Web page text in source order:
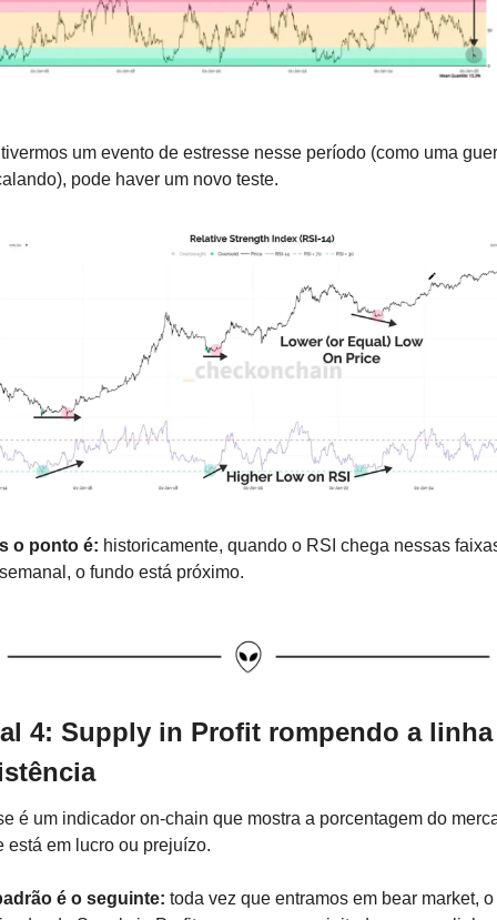
um evento de estresse nesse período (como uma
pode haver um novo teste.
o ponto é: historicamente, quando o RSI chega nessas
o fundo está próximo.
4: Supply in Profit rompendo a linha
é um indicador on-chain que mostra a porcentagem do
está em lucro ou prejuízo.
é o seguinte: toda vez que entramos em bear market, o